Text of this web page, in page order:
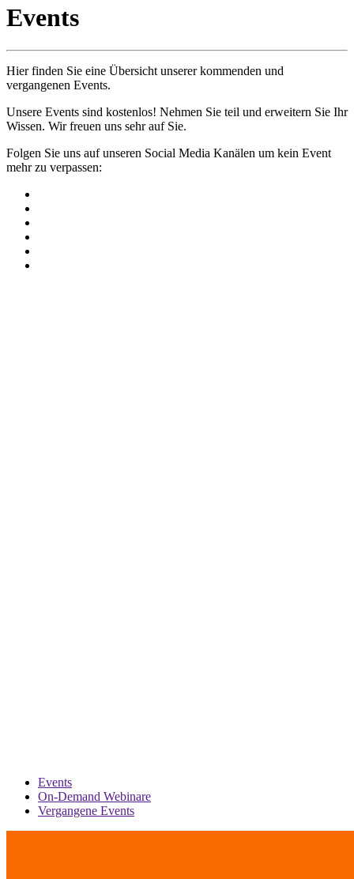
Events
Hier finden Sie eine Übersicht unserer kommenden und
vergangenen Events.
Unsere Events sind kostenlos! Nehmen Sie teil und erweitern Sie Ihr
Wissen. Wir freuen uns sehr auf Sie.
Folgen Sie uns auf unseren Social Media Kanälen um kein Event
mehr zu verpassen:
Events
On-Demand Webinare
Vergangene Events